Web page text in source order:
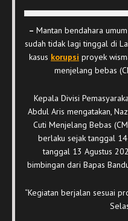
– Mantan bendahara
sudah tidak lagi tinggal di
kasus korupsi proyek
menjelang bebas
Kepala Divisi
Abdul Aris mengatakan,
Cuti Menjelang Bebas
berlaku sejak tanggal
tanggal 13 Agustus
bimbingan dari Bapas
“Kegiatan berjalan sesuai